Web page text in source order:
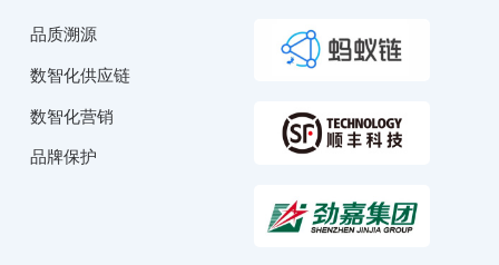
品质溯源
数智化供应链
数智化营销
品牌保护